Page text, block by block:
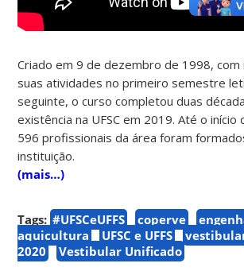
Criado em 9 de dezembro de 1998, com
suas atividades no primeiro semestre
seguinte, o curso completou duas
existência na UFSC em 2019. Até o início
596 profissionais da área foram
instituição.
(mais…)
Tags: #UFSCeUFFS coperve
aquicultura
UFSC e UFFS
2020
Vestibular Unificado